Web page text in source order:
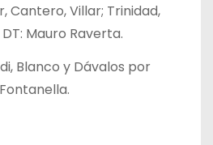
Cantero, Villar; Trinidad,
Mauro Raverta.
Blanco y Dávalos por